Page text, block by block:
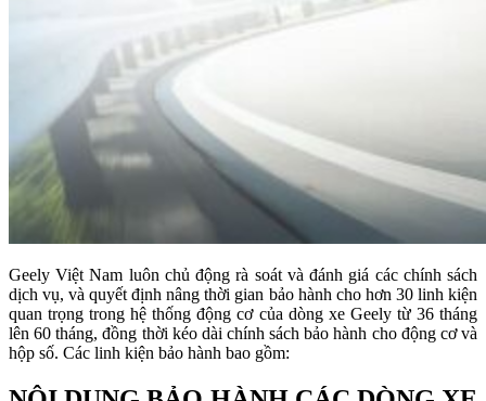
Geely Việt Nam luôn chủ động rà soát và đánh giá các chính sách
dịch vụ, và quyết định nâng thời gian bảo hành cho hơn 30 linh kiện
quan trọng trong hệ thống động cơ của dòng xe Geely từ 36 tháng
lên 60 tháng, đồng thời kéo dài chính sách bảo hành cho động cơ và
hộp số. Các linh kiện bảo hành bao gồm: